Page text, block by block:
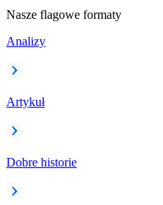
Nasze flagowe formaty
Analizy
Artykuł
Dobre historie